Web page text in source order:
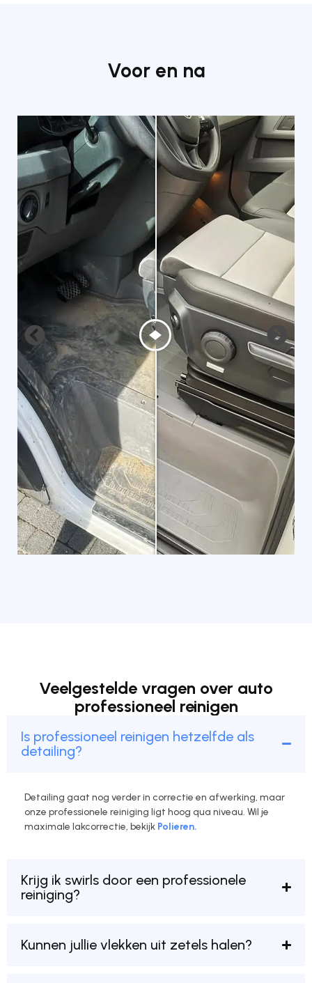
Voor en na
Veelgestelde vragen over auto
professioneel reinigen
Is professioneel reinigen hetzelfde als
detailing?
Detailing gaat nog verder in correctie en afwerking, maar
onze professionele reiniging ligt hoog qua niveau. Wil je
maximale lakcorrectie, bekijk Polieren.
Krijg ik swirls door een professionele
reiniging?
Kunnen jullie vlekken uit zetels halen?